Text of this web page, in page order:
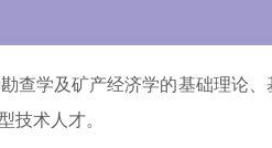
查学及矿产经济学的基础理论、
技术人才。